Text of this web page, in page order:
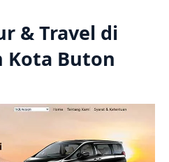
& Travel di
Kota Buton